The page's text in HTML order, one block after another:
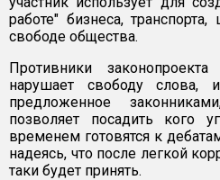
работе" бизнеса,
свободе общества.
Противники
нарушает свободу слова,
предложенное
позволяет посадить кого
временем готовятся к
надеясь, что после легкой
таки будет принять.